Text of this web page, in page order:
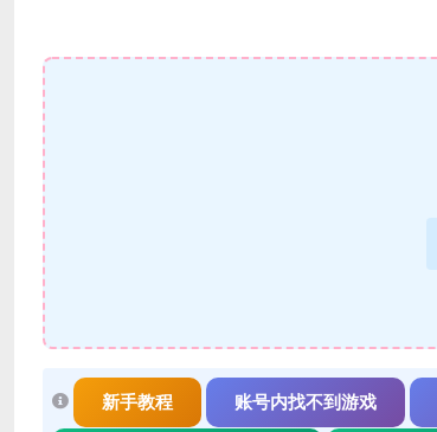
新手教程 账号内找不到游戏